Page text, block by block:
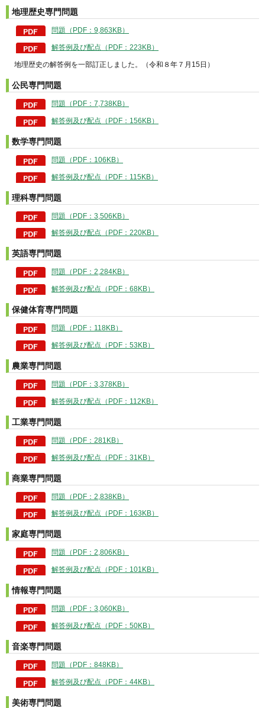
地理歴史専門問題
問題（PDF：9,863KB）
解答例及び配点（PDF：223KB）
地理歴史の解答例を一部訂正しました。（令和８年７月15日）
公民専門問題
問題（PDF：7,738KB）
解答例及び配点（PDF：156KB）
数学専門問題
問題（PDF：106KB）
解答例及び配点（PDF：115KB）
理科専門問題
問題（PDF：3,506KB）
解答例及び配点（PDF：220KB）
英語専門問題
問題（PDF：2,284KB）
解答例及び配点（PDF：68KB）
保健体育専門問題
問題（PDF：118KB）
解答例及び配点（PDF：53KB）
農業専門問題
問題（PDF：3,378KB）
解答例及び配点（PDF：112KB）
工業専門問題
問題（PDF：281KB）
解答例及び配点（PDF：31KB）
商業専門問題
問題（PDF：2,838KB）
解答例及び配点（PDF：163KB）
家庭専門問題
問題（PDF：2,806KB）
解答例及び配点（PDF：101KB）
情報専門問題
問題（PDF：3,060KB）
解答例及び配点（PDF：50KB）
音楽専門問題
問題（PDF：848KB）
解答例及び配点（PDF：44KB）
美術専門問題